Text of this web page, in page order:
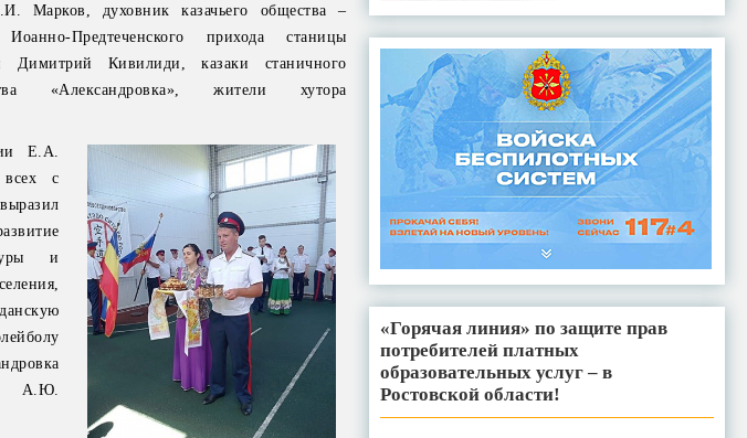
Марков, духовник казачьего общества –
Предтеченского прихода станицы
Димитрий Кивилиди, казаки станичного
«Александровка», жители хутора
Е.А.
с
и
А.Ю.
«Горячая линия» по защите прав
потребителей платных
образовательных услуг – в
Ростовской области!